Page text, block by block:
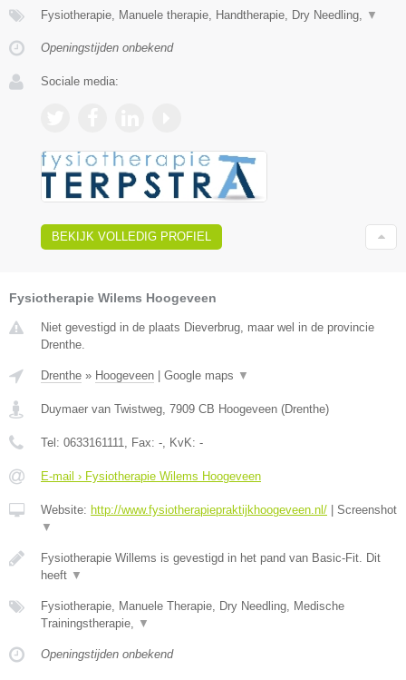
Fysiotherapie, Manuele therapie, Handtherapie, Dry Needling, ▼
Openingstijden onbekend
Sociale media:
BEKIJK VOLLEDIG PROFIEL
Fysiotherapie Wilems Hoogeveen
Niet gevestigd in de plaats Dieverbrug, maar wel in de provincie
Drenthe.
Drenthe » Hoogeveen Google maps ▼
Duymaer van Twistweg, 7909 CB Hoogeveen (Drenthe)
Tel: 0633161111, Fax: -, KvK: -
E-mail › Fysiotherapie Wilems Hoogeveen
Website: http://www.fysiotherapiepraktijkhoogeveen.nl/
Screenshot
▼
Fysiotherapie Willems is gevestigd in het pand van Basic-Fit. Dit
heeft ▼
Fysiotherapie, Manuele Therapie, Dry Needling, Medische
Trainingstherapie, ▼
Openingstijden onbekend